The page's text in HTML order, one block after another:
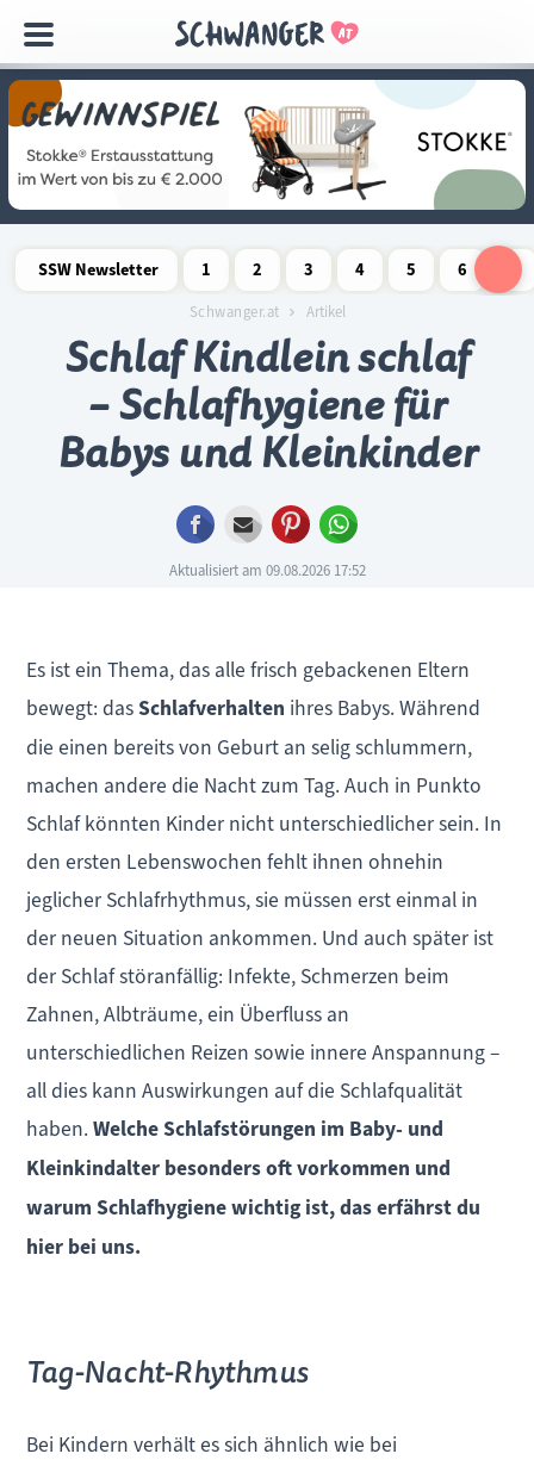
überspringen
SSW Newsletter
1
Schwangerschaftswoche
2
Schwangerschaftswoche
3
Schwangerschaftswoche
4
Schwangerschaftswoche
5
Schwangerschaftswoche
6
Schwanger.at Artikel
Schlaf Kindlein schlaf
– Schlafhygiene für
Babys und Kleinkinder
Facebook
E-mail Pinterest
Aktualisiert am 09.08.2026 17:52
Es ist ein Thema, das alle frisch gebackenen Eltern
bewegt: dasSchlafverhalten ihres Babys. Während
die einen bereits von Geburt an selig schlummern,
machen andere die Nacht zum Tag. Auch in Punkto
Schlaf könnten Kinder nicht unterschiedlicher sein. In
den ersten Lebenswochen fehlt ihnen ohnehin
jeglicher Schlafrhythmus, sie müssen erst einmal in
der neuen Situation ankommen. Und auch später ist
der Schlaf störanfällig: Infekte, Schmerzen beim
Zahnen, Albträume, ein Überfluss an
unterschiedlichen Reizen sowie innere Anspannung –
all dies kann Auswirkungen auf die Schlafqualität
haben.Welche Schlafstörungen im Baby- und
Kleinkindalter besonders oft vorkommen und
warum Schlafhygiene wichtig ist, das erfährst du
hier bei uns.
Tag-Nacht-Rhythmus
Bei Kindern verhält es sich ähnlich wie bei